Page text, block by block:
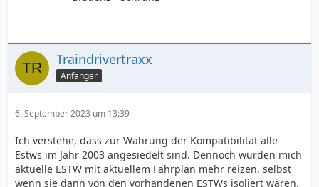
Traindrivertraxx
Anfänger
6. September 2023 um 13:39
Ich verstehe, dass zur Wahrung der Kompatibilität alle
Estws im Jahr 2003 angesiedelt sind. Dennoch würden mich
aktuelle ESTW mit aktuellem Fahrplan mehr reizen, selbst
wenn sie dann von den vorhandenen ESTWs isoliert wären.